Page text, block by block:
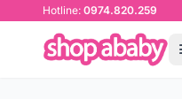
Hotline: 0974.820.259